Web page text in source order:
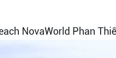
NovaWorld Phan